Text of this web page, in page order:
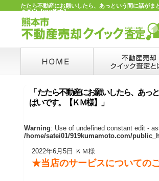
たたら不動産にお願いしたら、あっという間に話が
ク査定【919熊本】
「 たたら不動産にお願いしたら、あ
ぱいです。【ＫＭ様】」
Warning: Use of undefined constant edit -
/home/satei01/919kumamoto.com/
2022年6月5日 ＫＭ様
★当店のサービスについての